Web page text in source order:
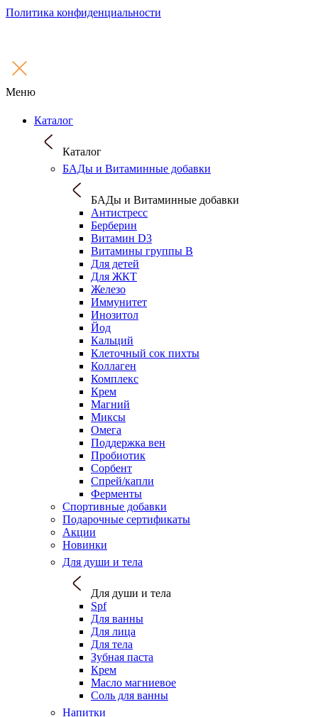
Политика конфиденциальности
Меню
Каталог
Каталог
БАДы и Витаминные добавки
БАДы и Витаминные добавки
Антистресс
Берберин
Витамин D3
Витамины группы B
Для детей
Для ЖКТ
Железо
Иммунитет
Инозитол
Йод
Кальций
Клеточный сок пихты
Коллаген
Комплекс
Крем
Магний
Миксы
Омега
Поддержка вен
Пробиотик
Сорбент
Спрей/капли
Ферменты
Спортивные добавки
Подарочные сертификаты
Акции
Новинки
Для души и тела
Для души и тела
Spf
Для ванны
Для лица
Для тела
Зубная паста
Крем
Масло магниевое
Соль для ванны
Напитки